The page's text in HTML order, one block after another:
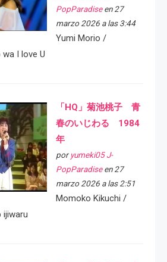
PopParadiseen 27
marzo 2026 a las 3:44
Yumi Morio /
I love U
「HQ」菊池桃子 青
春のいじわる 1984
年
por yumeki05 J-
PopParadiseen 27
marzo 2026 a las 2:51
Momoko Kikuchi /
ijiwaru